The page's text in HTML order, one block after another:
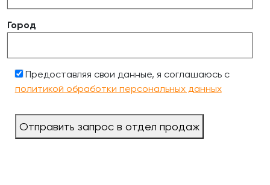
Город
Предоставляя свои данные, я соглашаюсь с
политикой обработки персональных данных
Отправить запрос в отдел продаж